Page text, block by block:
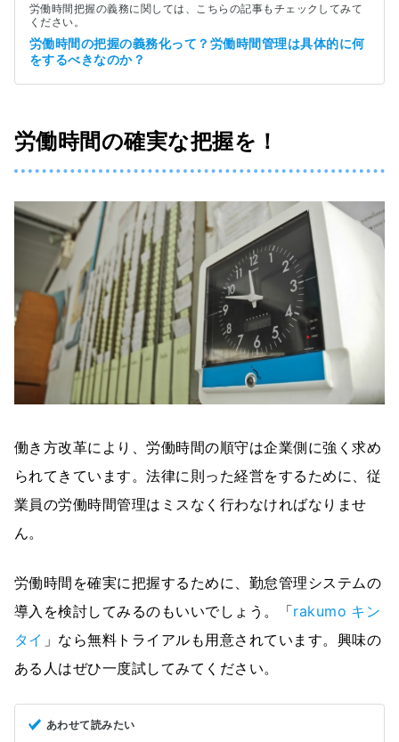
労働時間把握の義務に関しては、こちらの記事もチェックしてみて
ください。
労働時間の把握の義務化って？労働時間管理は具体的に何
をするべきなのか？
労働時間の確実な把握を！
働き方改革により、労働時間の順守は企業側に強く求め
られてきています。法律に則った経営をするために、従
業員の労働時間管理はミスなく行わなければなりませ
ん。
労働時間を確実に把握するために、勤怠管理システムの
導入を検討してみるのもいいでしょう。「rakumo キン
タイ 」なら無料トライアルも用意されています。興味の
ある人はぜひ一度試してみてください。
あわせて読みたい